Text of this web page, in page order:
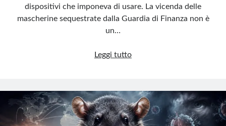
pubblicato dai lettori nei commenti ai vari post. Saranno comunque cancellati quelli
ritenuti offensivi o lesivi dell’immagine o dell’onorabilità di terzi, di genere spam,
razzisti o che contengano dati personali non conformi al rispetto delle norme sulla
privacy. Alcune immagini inserite in questo blog sono tratte da Internet e, pertanto,
considerate di pubblico dominio. Qualora la loro pubblicazione violasse eventuali
Meta
Accedi
Feed dei contenuti
dispositivi che imponeva di usare. La vicenda delle
mascherine sequestrate dalla Guardia di Finanza non è
un…
Leggi tuttoCovid,
e
verità
scomode